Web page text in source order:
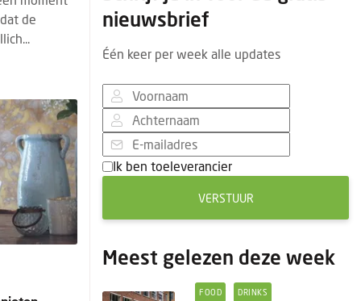
de
nieuwsbrief
Één keer per week alle updates
Ik ben toeleverancier
VERSTUUR
Meest gelezen deze week
FOOD DRINKS